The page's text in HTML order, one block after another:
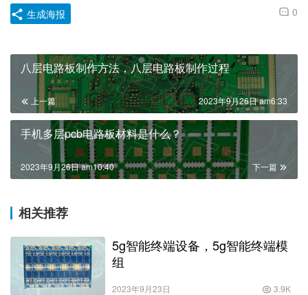
0
生成海报
八层电路板制作方法，八层电路板制作过程
上一篇 2023年9月26日 am6:33
手机多层pcb电路板材料是什么？
下一篇
2023年9月26日 am10:40
相关推荐
5g智能终端设备，5g智能终端模
组
2023年9月23日 3.9K